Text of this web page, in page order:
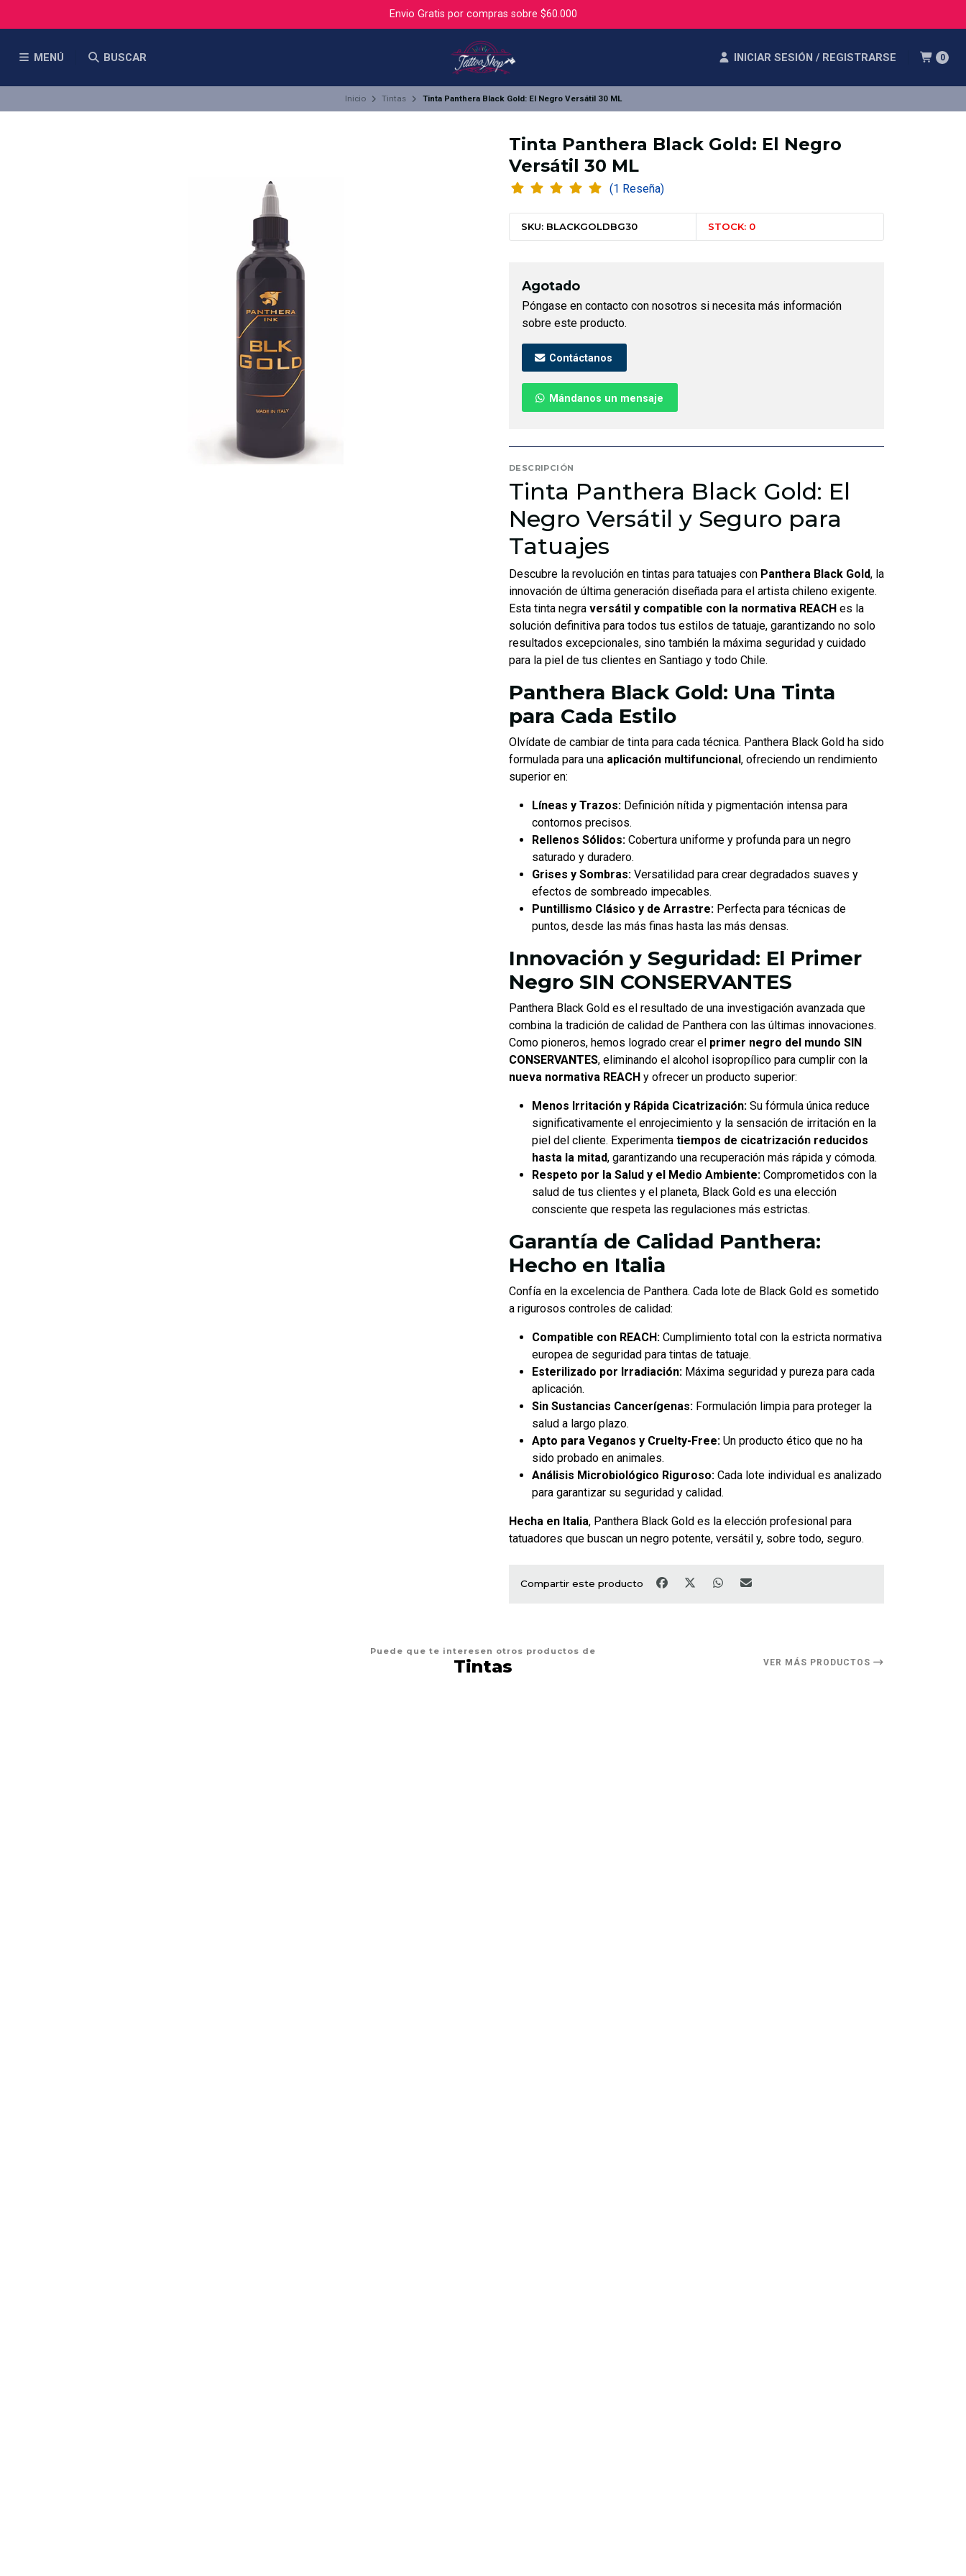
MENÚ BUSCAR INICIAR SESIÓN / REGISTRARSE 0
Envio Gratis por compras sobre $60.000
Inicio Tintas Tinta Panthera Black Gold: El Negro Versátil 30 ML
Tinta Panthera Black Gold: El Negro
Versátil 30 ML
(1 Reseña)
SKU: BLACKGOLDBG30 STOCK: 0
Agotado
Póngase en contacto con nosotros si necesita más información
sobre este producto.
Contáctanos
Mándanos un mensaje
DESCRIPCIÓN
Tinta Panthera Black Gold: El
Negro Versátil y Seguro para
Tatuajes
Descubre la revolución en tintas para tatuajes con Panthera Black Gold, la
innovación de última generación diseñada para el artista chileno exigente.
Esta tinta negra versátil y compatible con la normativa REACH es la
solución definitiva para todos tus estilos de tatuaje, garantizando no solo
resultados excepcionales, sino también la máxima seguridad y cuidado
para la piel de tus clientes en Santiago y todo Chile.
Panthera Black Gold: Una Tinta
para Cada Estilo
Olvídate de cambiar de tinta para cada técnica. Panthera Black Gold ha sido
formulada para una aplicación multifuncional, ofreciendo un rendimiento
superior en:
Líneas y Trazos: Definición nítida y pigmentación intensa para
contornos precisos.
Rellenos Sólidos: Cobertura uniforme y profunda para un negro
saturado y duradero.
Grises y Sombras: Versatilidad para crear degradados suaves y
efectos de sombreado impecables.
Puntillismo Clásico y de Arrastre: Perfecta para técnicas de
puntos, desde las más finas hasta las más densas.
Innovación y Seguridad: El Primer
Negro SIN CONSERVANTES
Panthera Black Gold es el resultado de una investigación avanzada que
combina la tradición de calidad de Panthera con las últimas innovaciones.
Como pioneros, hemos logrado crear el primer negro del mundo SIN
CONSERVANTES, eliminando el alcohol isopropílico para cumplir con la
nueva normativa REACH y ofrecer un producto superior:
Menos Irritación y Rápida Cicatrización: Su fórmula única reduce
significativamente el enrojecimiento y la sensación de irritación en la
piel del cliente. Experimenta tiempos de cicatrización reducidos
hasta la mitad, garantizando una recuperación más rápida y cómoda.
Respeto por la Salud y el Medio Ambiente: Comprometidos con la
salud de tus clientes y el planeta, Black Gold es una elección
consciente que respeta las regulaciones más estrictas.
Garantía de Calidad Panthera:
Hecho en Italia
Confía en la excelencia de Panthera. Cada lote de Black Gold es sometido
a rigurosos controles de calidad:
Compatible con REACH: Cumplimiento total con la estricta normativa
europea de seguridad para tintas de tatuaje.
Esterilizado por Irradiación: Máxima seguridad y pureza para cada
aplicación.
Sin Sustancias Cancerígenas: Formulación limpia para proteger la
salud a largo plazo.
Apto para Veganos y Cruelty-Free: Un producto ético que no ha
sido probado en animales.
Análisis Microbiológico Riguroso: Cada lote individual es analizado
para garantizar su seguridad y calidad.
Hecha en Italia, Panthera Black Gold es la elección profesional para
tatuadores que buscan un negro potente, versátil y, sobre todo, seguro.
Compartir este producto
Puede que te interesen otros productos de
Tintas VER MÁS PRODUCTOS